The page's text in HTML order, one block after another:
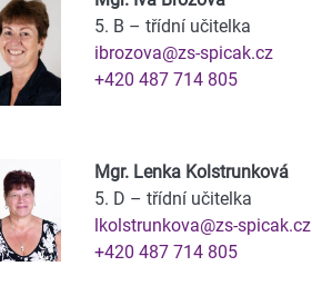
5. B – třídní učitelka
ibrozova@zs-spicak.cz
+420 487 714 805
Mgr. Lenka Kolstrunková
5. D – třídní učitelka
lkolstrunkova@zs-spicak.cz
+420 487 714 805